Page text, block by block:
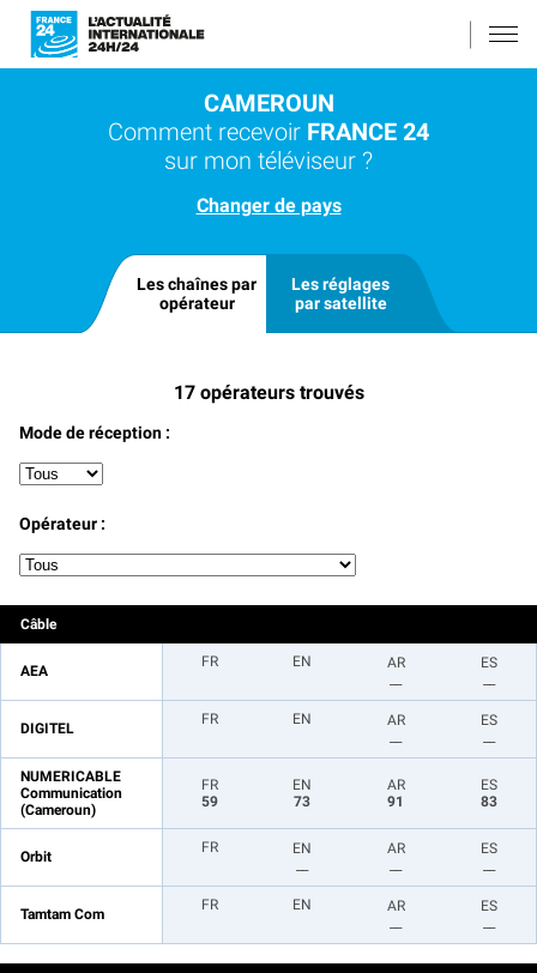
CAMEROUN
Comment recevoir FRANCE 24
sur mon téléviseur ?
Changer de pays
Les chaînes par
opérateur
Les réglages
par satellite
17 opérateurs trouvés
Mode de réception :
Opérateur :
Câble
AEA
FR EN
AR
ES
DIGITEL
FR EN
AR
ES
NUMERICABLE
Communication
(Cameroun)
FR
59
EN
73
AR
91
ES
83
Orbit
FR
EN
AR
ES
Tamtam Com
FR EN
AR
ES